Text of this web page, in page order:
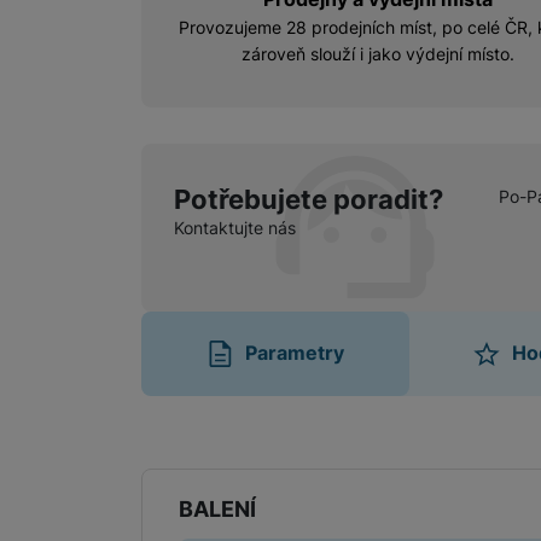
Provozujeme 28 prodejních míst, po celé ČR,
zároveň slouží i jako výdejní místo.
Potřebujete poradit?
Kontaktujte nás
Po-
Parametry
BALENÍ